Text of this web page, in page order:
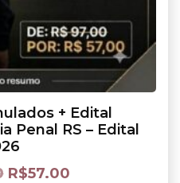
+ Edital
Penal RS – Edital
R$57.00